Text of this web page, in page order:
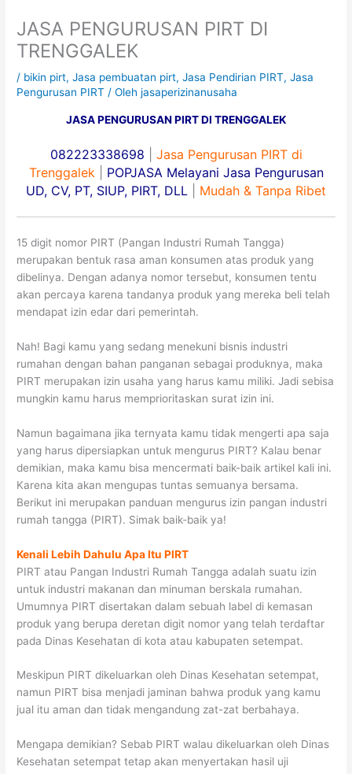
JASA PENGURUSAN PIRT DI
TRENGGALEK
/ bikin pirt,Jasa pembuatan pirt,Jasa Pendirian PIRT,Jasa
Pengurusan PIRT / Olehjasaperizinanusaha
JASA PENGURUSAN PIRT DI TRENGGALEK
082223338698
Jasa Pengurusan PIRT di
Trenggalek
POPJASA Melayani Jasa Pengurusan
UD, CV, PT, SIUP, PIRT, DLL
Mudah & Tanpa Ribet
15 digit nomor PIRT (Pangan Industri Rumah Tangga)
merupakan bentuk rasa aman konsumen atas produk yang
dibelinya. Dengan adanya nomor tersebut, konsumen tentu
akan percaya karena tandanya produk yang mereka beli telah
mendapat izin edar dari pemerintah.
Nah! Bagi kamu yang sedang menekuni bisnis industri
rumahan dengan bahan panganan sebagai produknya, maka
PIRT merupakan izin usaha yang harus kamu miliki. Jadi sebisa
mungkin kamu harus memprioritaskan surat izin ini.
Namun bagaimana jika ternyata kamu tidak mengerti apa saja
yang harus dipersiapkan untuk mengurus PIRT? Kalau benar
demikian, maka kamu bisa mencermati baik-baik artikel kali ini.
Karena kita akan mengupas tuntas semuanya bersama.
Berikut ini merupakan panduan mengurus izin pangan industri
rumah tangga (PIRT). Simak baik-baik ya!
Kenali Lebih Dahulu Apa Itu PIRT
PIRT atau Pangan Industri Rumah Tangga adalah suatu izin
untuk industri makanan dan minuman berskala rumahan.
Umumnya PIRT disertakan dalam sebuah label di kemasan
produk yang berupa deretan digit nomor yang telah terdaftar
pada Dinas Kesehatan di kota atau kabupaten setempat.
Meskipun PIRT dikeluarkan oleh Dinas Kesehatan setempat,
namun PIRT bisa menjadi jaminan bahwa produk yang kamu
jual itu aman dan tidak mengandung zat-zat berbahaya.
Mengapa demikian? Sebab PIRT walau dikeluarkan oleh Dinas
Kesehatan setempat tetap akan menyertakan hasil uji